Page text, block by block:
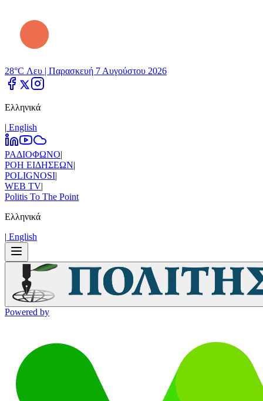
28°C Λευ | Παρασκευή 7 Αυγούστου 2026
Ελληνικά
| Εnglish
ΡΑΔΙΟΦΩΝΟ|
ΡΟΗ ΕΙΔΗΣΕΩΝ|
POLIGNOSI|
WEB TV|
Politis To The Point
Ελληνικά
| Εnglish
Powered by